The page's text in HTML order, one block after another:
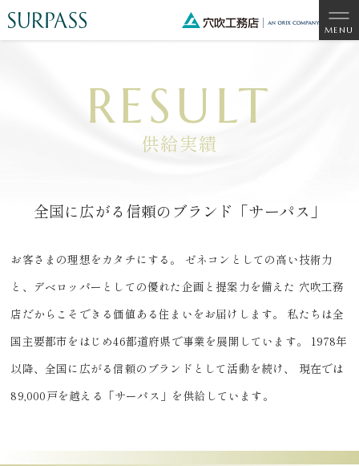
RESULT
供給実績
全国に広がる信頼のブランド「サーパス」
お客さまの理想をカタチにする。
ゼネコンとしての高い技術力
と、デベロッパーとしての優れた企画と提案力を備えた 穴吹工務
店だからこそできる価値ある住まいをお届けします。
私たちは全
国主要都市をはじめ46都道府県で事業を展開しています。
1978年
以降、全国に広がる信頼のブランドとして活動を続け、
現在では
89,000戸を越える「サーパス」を供給しています。